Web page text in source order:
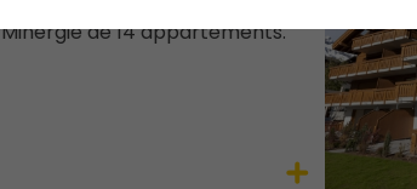
Minergie de 14 appartements.